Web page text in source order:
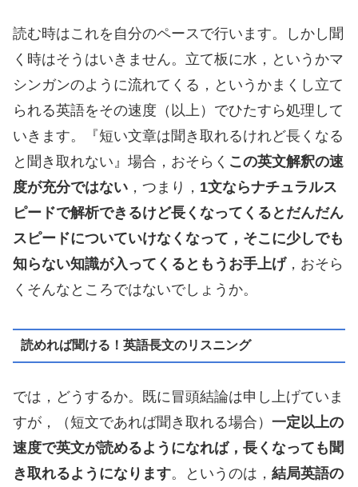
読む時はこれを自分のペースで行います。しかし聞
く時はそうはいきません。立て板に水，というかマ
シンガンのように流れてくる，というかまくし立て
られる英語をその速度（以上）でひたすら処理して
いきます。『短い文章は聞き取れるけれど長くなる
と聞き取れない』場合，おそらく この英文解釈の速
度が充分ではない ，つまり， 1文ならナチュラルス
ピードで解析できるけど長くなってくるとだんだん
スピードについていけなくなって，そこに少しでも
知らない知識が入ってくるともうお手上げ，おそら
くそんなところではないでしょうか。
読めれば聞ける！英語長文のリスニング
では，どうするか。既に冒頭結論は申し上げていま
すが，（短文であれば聞き取れる場合） 一定以上の
速度で英文が読めるようになれば，長くなっても聞
き取れるようになります。というのは， 結局英語の